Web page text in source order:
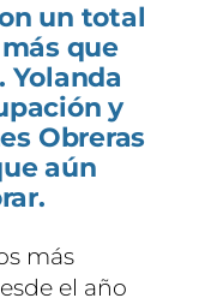
un total
más que
Yolanda
y
Obreras
aún
más
el año